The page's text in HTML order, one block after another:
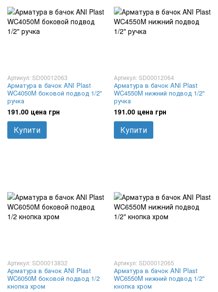
Артикул: SD00012063
Арматура в бачок ANI Plast
WC4050M боковой подвод 1/2"
ручка
191.00 цена грн
Купити
Артикул: SD00012064
Арматура в бачок ANI Plast
WC4550M нижний подвод 1/2"
ручка
191.00 цена грн
Купити
Артикул: SD00013832
Арматура в бачок ANI Plast
WC6050M боковой подвод 1/2
кнопка хром
Артикул: SD00012065
Арматура в бачок ANI Plast
WC6550M нижний подвод 1/2"
кнопка хром